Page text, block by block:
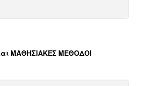
ΜΑΘΗΣΙΑΚΕΣ ΜΕΘΟΔΟΙ